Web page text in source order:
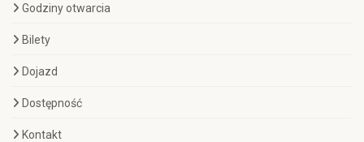
Godziny otwarcia
Bilety
Dojazd
Dostępność
Kontakt